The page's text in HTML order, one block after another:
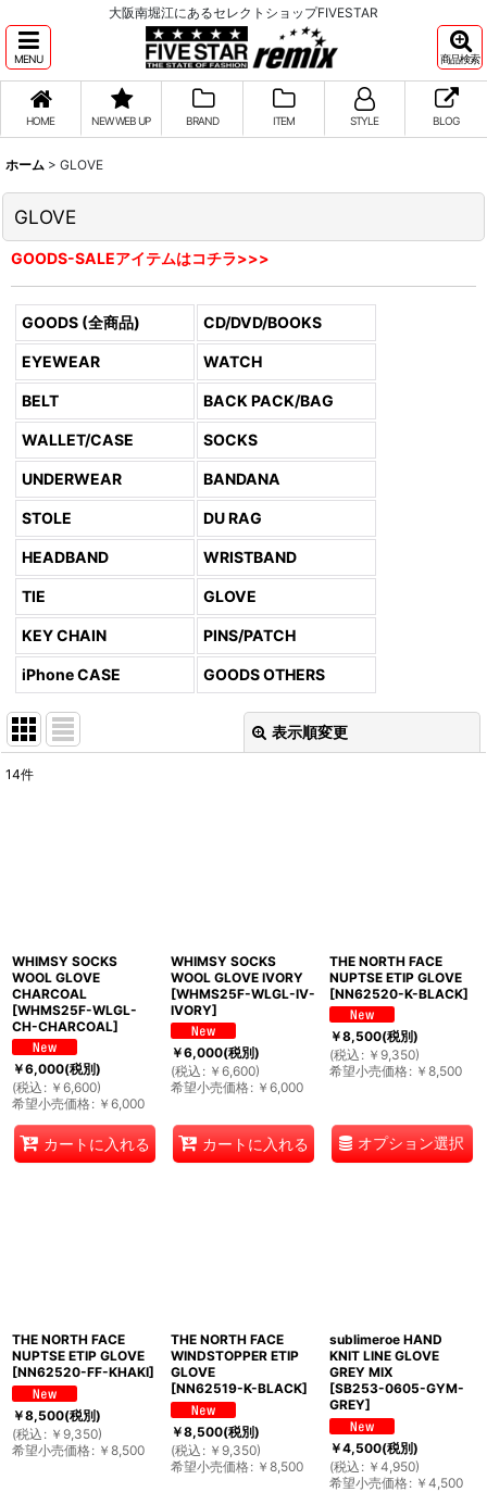
大阪南堀江にあるセレクトショップFIVESTAR
MENU 商品検索
HOME NEW WEB UP BRAND ITEM STYLE BLOG
ホーム > GLOVE
GLOVE
GOODS-SALEアイテムはコチラ>>>
GOODS (全商品) CD/DVD/BOOKS
EYEWEAR WATCH
BELT BACK PACK/BAG
WALLET/CASE SOCKS
UNDERWEAR BANDANA
STOLE DU RAG
HEADBAND WRISTBAND
TIE GLOVE
KEY CHAIN PINS/PATCH
iPhone CASE GOODS OTHERS
表示順変更
14件
WHIMSY SOCKS
WOOL GLOVE
CHARCOAL
[WHMS25F-WLGL-
CH-CHARCOAL]
￥6,000(税別)
(税込 : ￥ 6,600)
希望小売価格: ￥ 6,000
カートに入れる
WHIMSY SOCKS
WOOL GLOVE IVORY
[WHMS25F-WLGL-IV-
IVORY]
￥6,000(税別)
(税込 : ￥ 6,600)
希望小売価格: ￥ 6,000
カートに入れる
THE NORTH FACE
NUPTSE ETIP GLOVE
[NN62520-K-BLACK]
￥8,500(税別)
(税込 : ￥ 9,350)
希望小売価格: ￥ 8,500
オプション選択
THE NORTH FACE
NUPTSE ETIP GLOVE
[NN62520-FF-KHAKI]
￥8,500(税別)
(税込 : ￥ 9,350)
希望小売価格: ￥ 8,500
THE NORTH FACE
WINDSTOPPER ETIP
GLOVE
[NN62519-K-BLACK]
￥8,500(税別)
(税込 : ￥ 9,350)
希望小売価格: ￥ 8,500
sublimeroe HAND
KNIT LINE GLOVE
GREY MIX
[SB253-0605-GYM-
GREY]
￥4,500(税別)
(税込 : ￥ 4,950)
希望小売価格: ￥ 4,500